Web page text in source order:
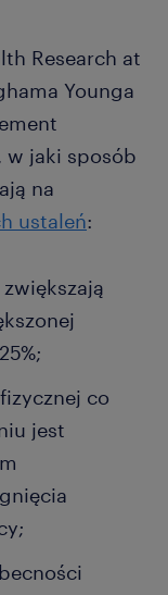
Research at
Younga
w jaki sposób
na
ustaleń:
co
jest